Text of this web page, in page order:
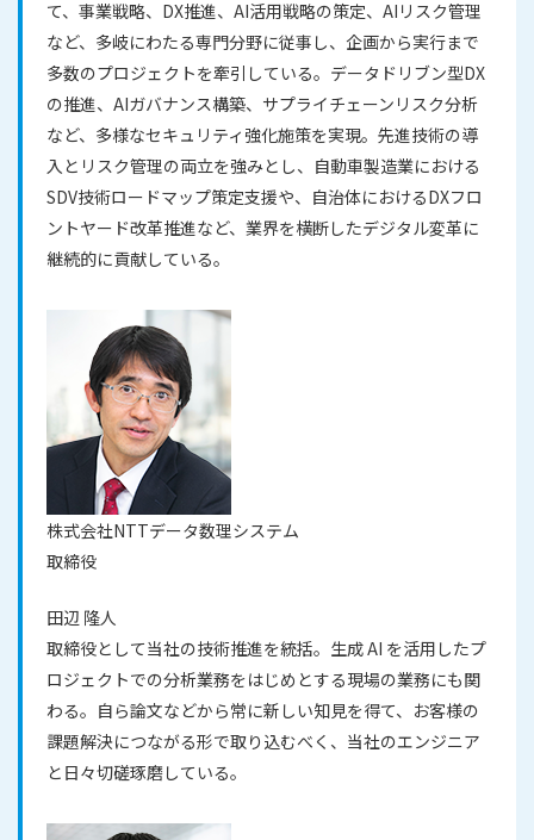
て、事業戦略、DX推進、AI活用戦略の策定、AIリスク管理
など、多岐にわたる専門分野に従事し、企画から実行まで
多数のプロジェクトを牽引している。データドリブン型DX
の推進、AIガバナンス構築、サプライチェーンリスク分析
など、多様なセキュリティ強化施策を実現。先進技術の導
入とリスク管理の両立を強みとし、自動車製造業における
SDV技術ロードマップ策定支援や、自治体におけるDXフロ
ントヤード改革推進など、業界を横断したデジタル変革に
継続的に貢献している。
株式会社NTTデータ数理システム
取締役
田辺 隆人
取締役として当社の技術推進を統括。生成 AI を活用したプ
ロジェクトでの分析業務をはじめとする現場の業務にも関
わる。自ら論文などから常に新しい知見を得て、お客様の
課題解決につながる形で取り込むべく、当社のエンジニア
と日々切磋琢磨している。